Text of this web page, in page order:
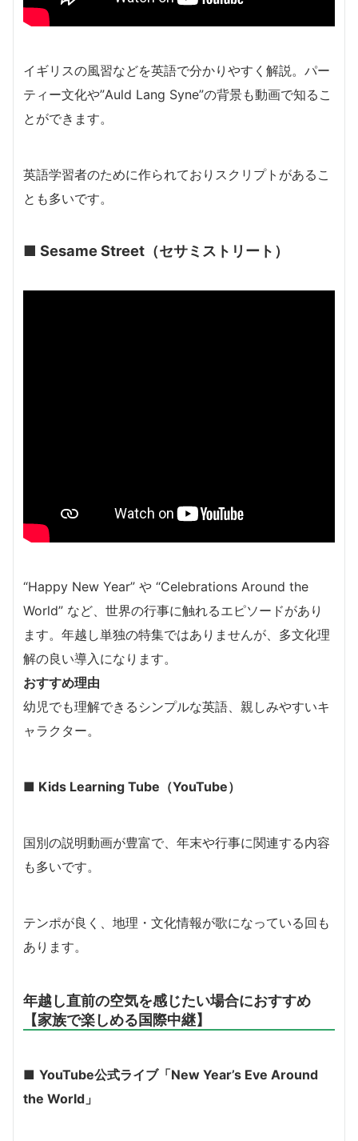
イギリスの風習などを英語で分かりやすく解説。パー
ティー文化や”Auld Lang Syne”の背景も動画で知るこ
とができます。
英語学習者のために作られておりスクリプトがあるこ
とも多いです。
■ Sesame Street（セサミストリート）
“Happy New Year” や “Celebrations Around the
World” など、世界の行事に触れるエピソードがあり
ます。年越し単独の特集ではありませんが、多文化理
解の良い導入になります。
おすすめ理由
幼児でも理解できるシンプルな英語、親しみやすいキ
ャラクター。
■ Kids Learning Tube（YouTube）
国別の説明動画が豊富で、年末や行事に関連する内容
も多いです。
テンポが良く、地理・文化情報が歌になっている回も
あります。
年越し直前の空気を感じたい場合におすすめ
【家族で楽しめる国際中継】
■ YouTube公式ライブ「New Year’s Eve Around
the World」